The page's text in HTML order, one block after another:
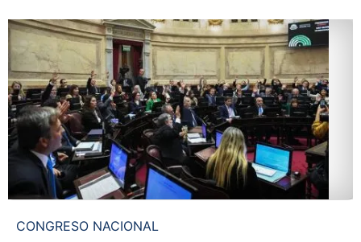
CONGRESO NACIONAL